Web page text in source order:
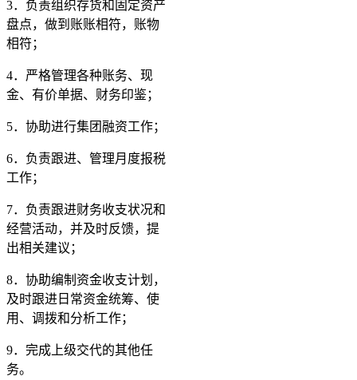
3．负责组织存货和固定资产
盘点，做到账账相符，账物
相符；
4．严格管理各种账务、现
金、有价单据、财务印鉴；
5．协助进行集团融资工作；
6．负责跟进、管理月度报税
工作；
7．负责跟进财务收支状况和
经营活动，并及时反馈，提
出相关建议；
8．协助编制资金收支计划，
及时跟进日常资金统筹、使
用、调拨和分析工作；
9．完成上级交代的其他任
务。